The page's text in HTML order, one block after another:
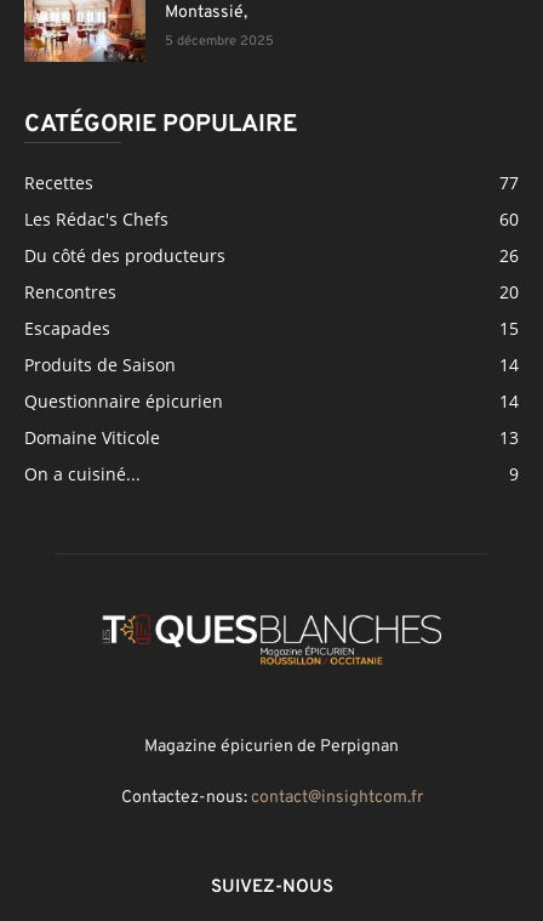
Montassié,
5 décembre 2025
CATÉGORIE POPULAIRE
Recettes
77
Les Rédac's Chefs
60
Du côté des producteurs
26
Rencontres
20
Escapades
15
Produits de Saison
14
Questionnaire épicurien
14
Domaine Viticole
13
On a cuisiné...
9
Magazine épicurien de Perpignan
Contactez-nous:contact@insightcom.fr
SUIVEZ-NOUS